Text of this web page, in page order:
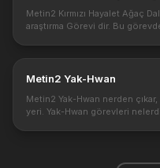
Metin2 Kırmızı Hayalet Ağaç
araştırma Görevi dir. Bu
Metin2 Yak-Hwan
Metin2 Yak-Hwan nerden
yeri. Yak-Hwan görevleri